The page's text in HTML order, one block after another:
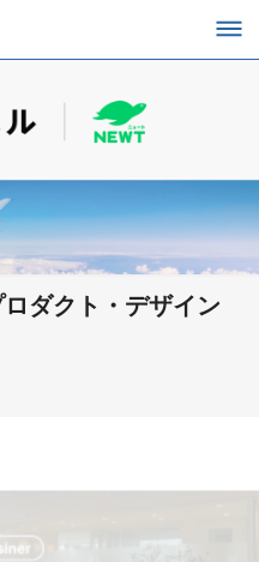
ダクト・デザイン